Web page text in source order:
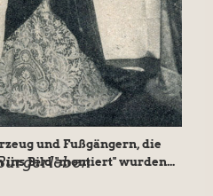
und Fußgängern, die
ins Bild "montiert" wurden...